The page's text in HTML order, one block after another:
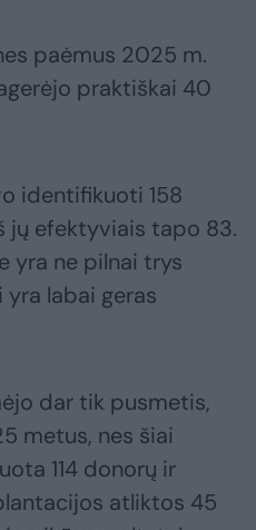
paėmus 2025 m.
praktiškai 40
identifikuoti 158
jų efektyviais tapo 83.
yra ne pilnai trys
labai geras
dar tik pusmetis,
metus, nes šiai
114 donorų ir
atliktos 45